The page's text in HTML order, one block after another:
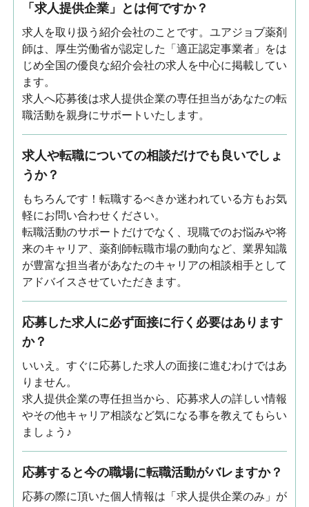
「求人提供企業」とは何ですか？
求人を取り扱う紹介会社のことです。ユアジョブ薬剤
師は、厚生労働省が認定した「適正認定事業者」をは
じめ全国の優良な紹介会社の求人を中心に掲載してい
ます。
求人へ応募後は求人提供企業の専任担当があなたの転
職活動を親身にサポートいたします。
求人や転職についての相談だけでも良いでしょ
うか？
もちろんです！転職するべきか迷われている方もお気
軽にお問い合わせください。
転職活動のサポートだけでなく、現職でのお悩みや将
来のキャリア、薬剤師転職市場の動向など、業界知識
が豊富な担当者があなたのキャリアの相談相手として
アドバイスさせていただきます。
応募した求人に必ず面接に行く必要はあります
か？
いいえ。すぐに応募した求人の面接に進むわけではあ
りません。
求人提供企業の専任担当から、応募求人の詳しい情報
やその他キャリア相談など気になる事を教えてもらい
ましょう♪
応募すると今の職場に転職活動がバレますか？
応募の際に頂いた個人情報は「求人提供企業のみ」が